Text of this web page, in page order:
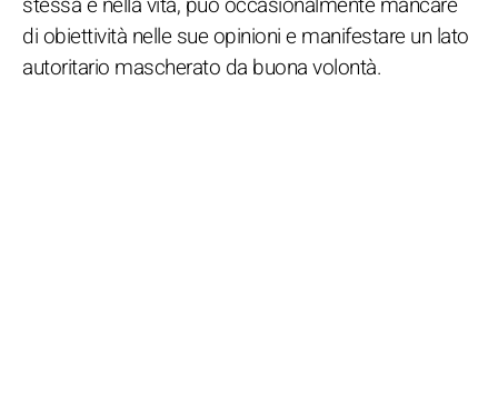
di obiettività nelle sue opinioni e manifestare un lato
autoritario mascherato da buona volontà.